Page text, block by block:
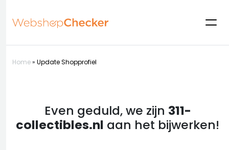
Home» Update Shopprofiel
Even geduld, we zijn 311-
collectibles.nl aan het bijwerken!